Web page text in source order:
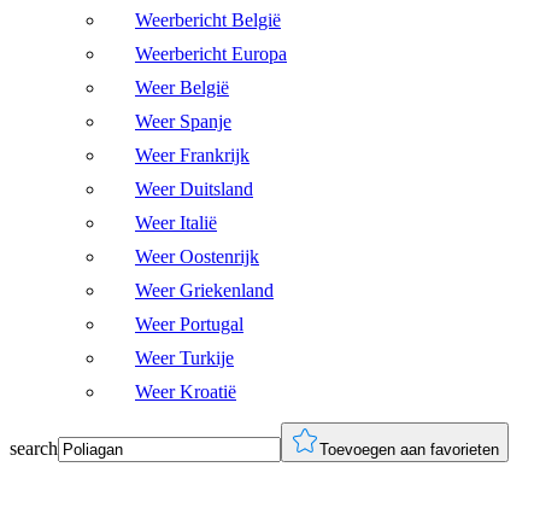
Weerbericht België
Weerbericht Europa
Weer België
Weer Spanje
Weer Frankrijk
Weer Duitsland
Weer Italië
Weer Oostenrijk
Weer Griekenland
Weer Portugal
Weer Turkije
Weer Kroatië
search Toevoegen aan favorieten